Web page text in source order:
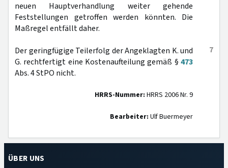
neuen Hauptverhandlung weiter gehende
Feststellungen getroffen werden könnten. Die
Maßregel entfällt daher.
7
Der geringfügige Teilerfolg der Angeklagten K. und
G. rechtfertigt eine Kostenaufteilung gemäß § 473
Abs. 4 StPO nicht.
HRRS-Nummer: HRRS 2006 Nr. 9
Bearbeiter: Ulf Buermeyer
ÜBER UNS